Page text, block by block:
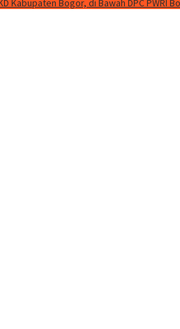
Kabupaten Bogor, di Bawah DPC PWRI